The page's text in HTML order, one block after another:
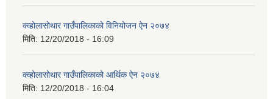
क्व्होलासोथार गाउँपालिकाको विनियोजन ऐन २०७४
मिति: 12/20/2018 - 16:09
क्व्होलासोथार गाउँपालिकाको आर्थिक ऐन २०७४
मिति: 12/20/2018 - 16:04